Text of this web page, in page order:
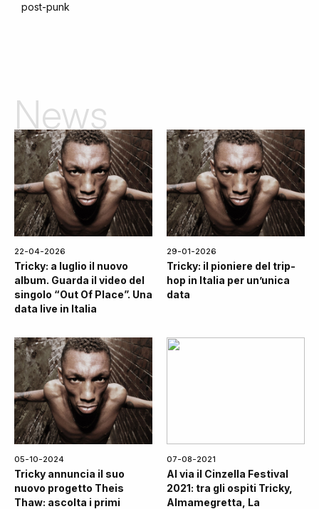
post-punk
News
22-04-2026
Tricky: a luglio il nuovo
album. Guarda il video del
singolo “Out Of Place”. Una
data live in Italia
29-01-2026
Tricky: il pioniere del trip-
hop in Italia per un’unica
data
05-10-2024
Tricky annuncia il suo
nuovo progetto Theis
Thaw: ascolta i primi
07-08-2021
Al via il Cinzella Festival
2021: tra gli ospiti Tricky,
Almamegretta, La